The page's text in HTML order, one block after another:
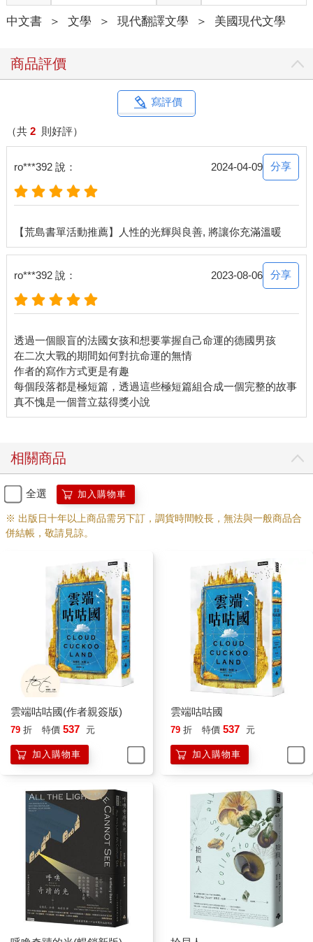
中文書 ＞ 文學 ＞ 現代翻譯文學 ＞ 美國現代文學
商品評價
寫評價
（共 2 則好評）
ro***392 說： 2024-04-09 分享
ro***392 說： 2023-08-06 分享
透過一個眼盲的法國女孩和想要掌握自己命運的德國男孩
在二次大戰的期間如何對抗命運的無情
作者的寫作方式更是有趣
每個段落都是極短篇，透過這些極短篇組合成一個完整的故事
相關商品
全選 加入購物車
※ 出版日十年以上商品需另下訂，調貨時間較長，無法與一般商品合
併結帳，敬請見諒。
雲端咕咕國(作者親簽版)
79 折 特價 537 元
加入購物車
雲端咕咕國
79 折 特價 537 元
加入購物車